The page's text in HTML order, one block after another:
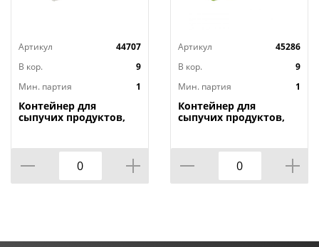
Артикул
44707
В кор.
9
Мин. партия
1
Контейнер для
сыпучих продуктов,
Артикул
45286
В кор.
9
Мин. партия
1
Контейнер для
сыпучих продуктов,
1/9